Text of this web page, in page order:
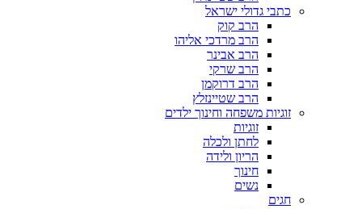
כתבי גדולי ישראל
הרב קוק
הרב מרדכי אליהו
הרב אבינר
הרב שרקי
הרב דרוקמן
הרב שטיינזלץ
זוגיות משפחה וחינוך ילדים
זוגיות
לחתן ולכלה
הריון ולידה
חינוך
נשים
חגים